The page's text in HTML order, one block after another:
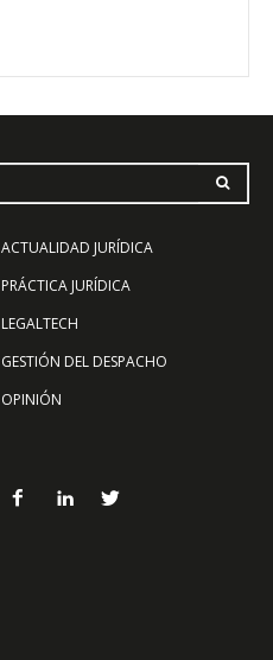
ACTUALIDAD JURÍDICA
PRÁCTICA JURÍDICA
LEGALTECH
GESTIÓN DEL DESPACHO
OPINIÓN